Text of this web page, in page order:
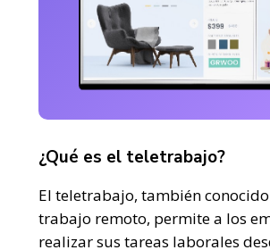
¿Qué es el teletrabajo?
El teletrabajo, también
trabajo remoto, permite a los
realizar sus tareas laborales